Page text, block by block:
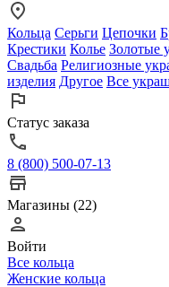
Кольца Серьги Цепочки
Крестики Колье Золотые
Свадьба Религиозные
изделия Другое Все
Статус заказа
8 (800) 500-07-13
Магазины (22)
Войти
Все кольца
Женские кольца